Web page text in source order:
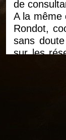
de
A la même
Rondot,
sans
sur les
aurait été